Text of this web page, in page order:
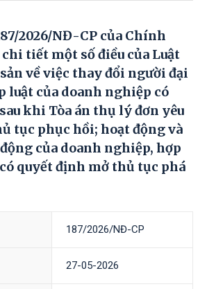
2026/NĐ-CР của Chính
tiết một số điều của Luật
về việc thay đổi người đại
luật của doanh nghiệp có
khi Tòa án thụ lý đơn yêu
tục phục hồi; hoạt động và
của doanh nghiệp, hợp
quyết định mở thủ tục phá
187/2026/NĐ-CР
27-05-2026